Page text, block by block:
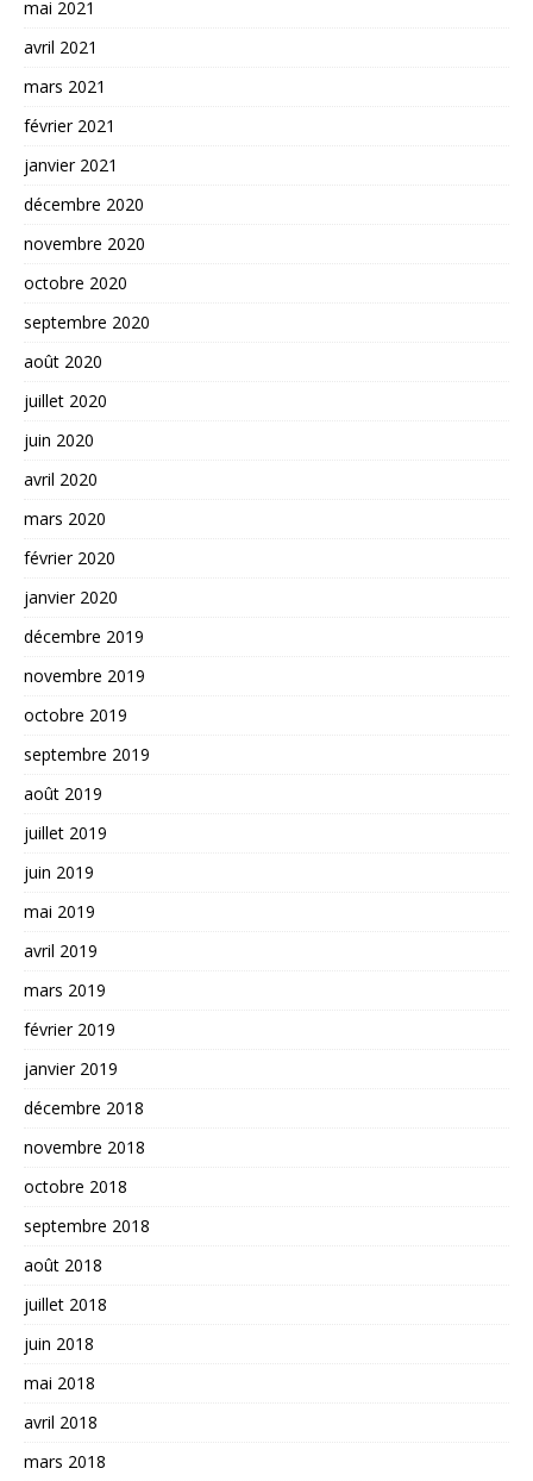
mai 2021
avril 2021
mars 2021
février 2021
janvier 2021
décembre 2020
novembre 2020
octobre 2020
septembre 2020
août 2020
juillet 2020
juin 2020
avril 2020
mars 2020
février 2020
janvier 2020
décembre 2019
novembre 2019
octobre 2019
septembre 2019
août 2019
juillet 2019
juin 2019
mai 2019
avril 2019
mars 2019
février 2019
janvier 2019
décembre 2018
novembre 2018
octobre 2018
septembre 2018
août 2018
juillet 2018
juin 2018
mai 2018
avril 2018
mars 2018